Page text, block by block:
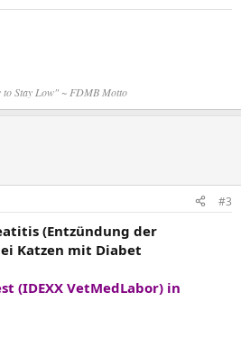
to Stay Low" ~ FDMB Motto
#3
(Entzündung der
Katzen mit Diabet
(IDEXX VetMedLabor) in